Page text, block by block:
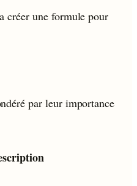
créer une formule pour
par leur importance